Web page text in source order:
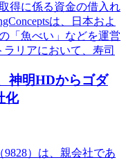
得に係る資金の借入れ
は、日本およ
「魚べい」などを運営
ラリアにおいて、寿司
神明HDからゴダ
化
9828）は、親会社であ